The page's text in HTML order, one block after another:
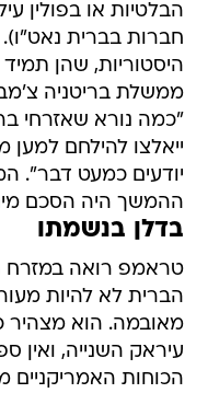
הבלטיות או בפולין
חברות בברית
היסטוריות, שהן
ממשלת בריטניה
"כמה נורא שאזרחי
ייאלצו להילחם למען
יודעים כמעט דבר".
ההמשך היה הסכם
בדלן בנשמתו
טראמפ רואה במזרח
הברית לא להיות
מאובמה. הוא
עיראק השנייה, ואין
הכוחות האמריקניים